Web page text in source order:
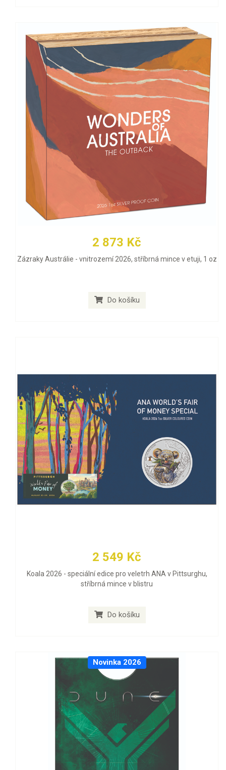
2 873 Kč
Zázraky Austrálie - vnitrozemí 2026, stříbrná mince v etuji, 1 oz
Do košíku
2 549 Kč
Koala 2026 - speciální edice pro veletrh ANA v Pittsurghu,
stříbrná mince v blistru
Do košíku
Novinka 2026